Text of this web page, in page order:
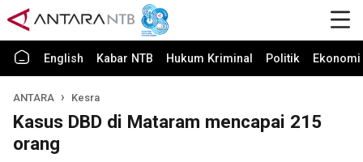
English Kabar NTB Hukum Kriminal Politik
ANTARA Kesra
Kasus DBD di Mataram mencapai 215
orang